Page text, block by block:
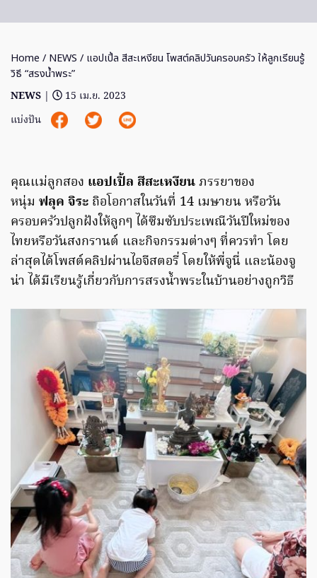
Home / NEWS / แอปเปิ้ล สีสะเหงียน โพสต์คลิปวันครอบครัว ให้ลูกเรียนรู้
วิธี “สรงน้ำพระ”
NEWS |
15 เม.ย. 2023
แบ่งปัน
คุณแม่ลูกสอง แอปเปิ้ล สีสะเหงียนภรรยาของ
หนุ่ม ฟลุค จิระ ถิอโอกาสในวันที่ 14 เมษายน หรือวัน
ครอบครัวปลูกฝังให้ลูกๆ ได้ซึมซับประเพณีวันปีใหม่ของ
ไทยหรือวันสงกรานต์ และกิจกรรมต่างๆ ที่ควรทำ โดย
ล่าสุดได้โพสต์คลิปผ่านไอจีสตอรี่ โดยให้พี่จูนี่ และน้องจู
น่า ได้มีเรียนรู้เกี่ยวกับการสรงน้ำพระในบ้านอย่างถูกวิธี